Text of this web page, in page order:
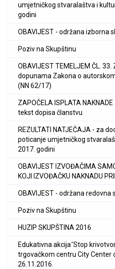
umjetničkog stvaralaštva i
godini
OBAVIJEST - održana izborna
Poziv na Skupštinu
OBAVIJEST TEMELJEM ČL.
dopunama Zakona o
(NN 62/17)
ZAPOČELA ISPLATA NAKNADE
tekst dopisa članstvu
REZULTATI NATJEČAJA - za
poticanje umjetničkog
2017. godini
OBAVIJEST IZVOĐAČIMA
KOJI IZVOĐAČKU NAKNADU
OBAVIJEST - održana redovna
Poziv na Skupštinu
HUZIP SKUPŠTINA 2016
Edukativna akcija˝Stop
trgovačkom centru City Center
26.11.2016.